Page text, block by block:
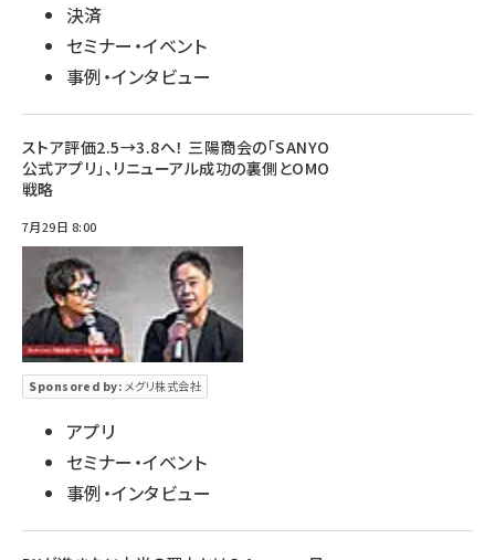
決済
セミナー・イベント
事例・インタビュー
ストア評価2.5→3.8へ！ 三陽商会の「SANYO
公式アプリ」、リニューアル成功の裏側とOMO
戦略
7月29日 8:00
Sponsored by: メグリ株式会社
アプリ
セミナー・イベント
事例・インタビュー